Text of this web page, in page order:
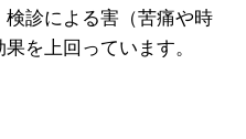
診による害（苦痛や時
を上回っています。